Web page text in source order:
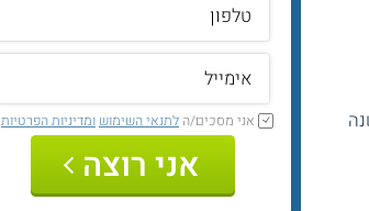
אני מסכים/הלתנאי השימוש ומדיניות הפרטיות
אני רוצה